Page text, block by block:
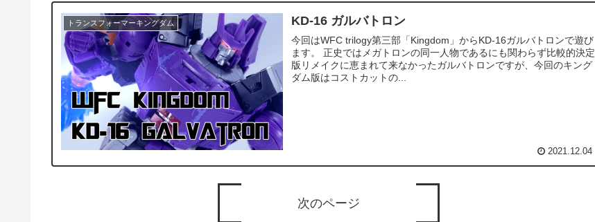
トランスフォーマーキングダム KD-16 ガルバトロン
今回はWFC trilogy第三部「Kingdom」からKD-16ガルバトロンで遊び
ます。 正史ではメガトロンの同一人物であるにも関わらず比較的決定
版リメイクに恵まれて来なかったガルバトロンですが、今回のキング
ダム版はコストカットの...
2021.12.04
次のページ